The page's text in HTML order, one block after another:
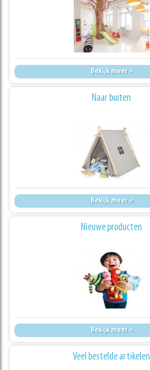
Bekijk meer »
Naar buiten
Bekijk meer »
Nieuwe producten
Bekijk meer »
Veel bestelde artikelen